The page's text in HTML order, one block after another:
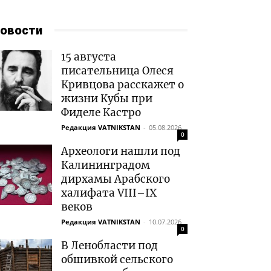
15 августа
писательница Олеся
Кривцова расскажет о
жизни Кубы при
Фиделе Кастро
Редакция VATNIKSTAN - 05.08.2026
0
Археологи нашли под
Калининградом
дирхамы Арабского
халифата VIII–IX
веков
Редакция VATNIKSTAN - 10.07.2026
0
В Ленобласти под
обшивкой сельского